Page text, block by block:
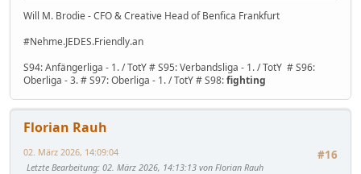
Will M. Brodie - CFO & Creative Head of Benfica Frankfurt
#Nehme.JEDES.Friendly.an
S94: Anfängerliga - 1. / TotY # S95: Verbandsliga - 1. / TotY # S96:
Oberliga - 3. # S97: Oberliga - 1. / TotY # S98:fighting
Florian Rauh
#16
02. März 2026, 14:09:04
Letzte Bearbeitung: 02. März 2026, 14:13:13 von Florian Rauh